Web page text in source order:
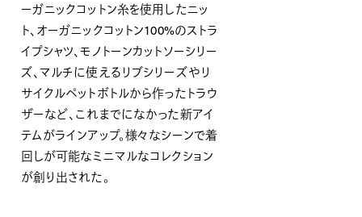
ーガニックコットン⽷を使⽤したニッ
ト、オーガニックコットン100%のストラ
イプシャツ、モノトーンカットソーシリー
ズ、マルチに使えるリブシリーズやリ
サイクルペットボトルから作ったトラウ
ザーなど、これまでになかった新アイ
テムがラインアップ。様々なシーンで着
回しが可能なミニマルなコレクション
が創り出された。